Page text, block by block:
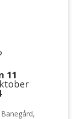
11